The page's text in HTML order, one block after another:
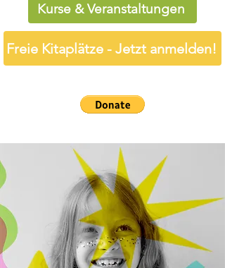
Kurse & Veranstaltungen
Freie Kitaplätze - Jetzt anmelden!